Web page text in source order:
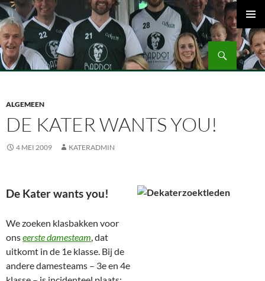
Ga
naar
de
inhoud
Volleybalvereniging Vips Bardot
Zoeken
MENU
ALGEMEEN
DE KATER WANTS YOU!
4 MEI 2009 KATERADMIN
De Kater wants you!
We zoeken klasbakken voor
onseerste damesteam, dat
uitkomt in de 1e klasse. Bij de
andere damesteams – 3e en 4e